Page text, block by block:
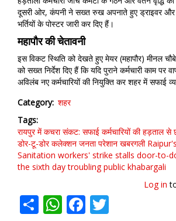
दूसरी ओर, कंपनी ने सख्त रुख अपनाते हुए ड्राइवर और
भर्तियों के पोस्टर जारी कर दिए हैं।
महापौर की चेतावनी
इस विकट स्थिति को देखते हुए मेयर (महापौर) मीनल
को सख्त निर्देश दिए हैं कि यदि पुराने कर्मचारी काम पर
अविलंब नए कर्मचारियों की नियुक्ति कर शहर में सफाई
Category शहर
Tags
रायपुर में कचरा संकट: सफाई कर्मचारियों की हड़ताल से
डोर-टू-डोर कलेक्शन जनता परेशान खबरगली
Sanitation workers' strike stalls door-to-
the sixth day troubling public khabargali
Log in
ShareWhatsApp
Facebook